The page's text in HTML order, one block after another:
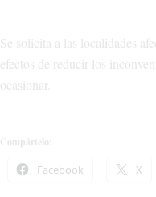
Se solicita a las localidades
efectos de reducir los
ocasionar.
Compártelo:
Facebook X